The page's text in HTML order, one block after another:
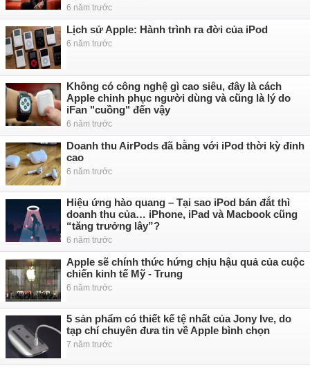
6 năm trước
Lịch sử Apple: Hành trình ra đời của iPod
6 năm trước
Không có công nghệ gì cao siêu, đây là cách
Apple chinh phục người dùng và cũng là lý do
iFan "cuồng" đến vậy
6 năm trước
Doanh thu AirPods đã bằng với iPod thời kỳ đỉnh
cao
6 năm trước
Hiệu ứng hào quang – Tại sao iPod bán đắt thì
doanh thu của… iPhone, iPad và Macbook cũng
“tăng trưởng lây”?
6 năm trước
Apple sẽ chính thức hứng chịu hậu quả của cuộc
chiến kinh tế Mỹ - Trung
6 năm trước
5 sản phẩm có thiết kế tệ nhất của Jony Ive, do
tạp chí chuyên đưa tin về Apple bình chọn
7 năm trước